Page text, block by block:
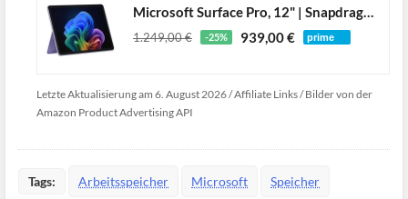
1.249,00 € -25% 939,00 €
Letzte Aktualisierung am 6. August 2026 / Affiliate Links / Bilder von der
Amazon Product Advertising API
Tags: Arbeitsspeicher Microsoft Speicher